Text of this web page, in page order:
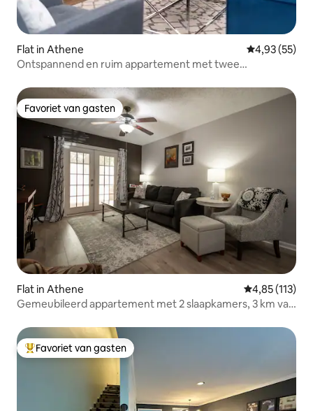
Flat in Athene Gemiddelde
4,93 (55)
Ontspannend en ruim appartement met twee
Favoriet van gasten
Favoriet van gasten
Flat in Athene Gemiddelde
4,85 (113)
Gemeubileerd appartement met 2 slaapkamers, 3 km van
Topfavoriet van gasten
Favoriet van gasten